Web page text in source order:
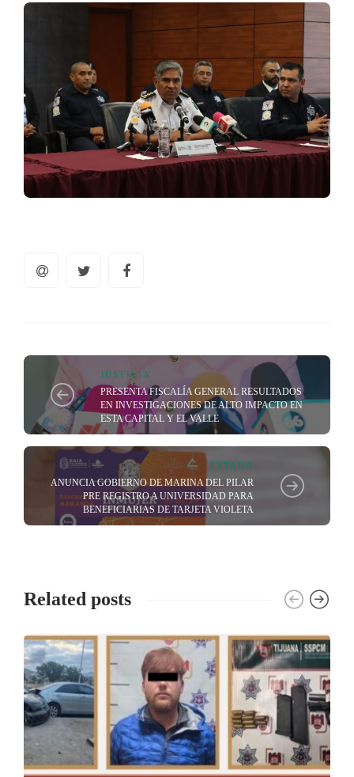
JUSTICIA
PRESENTA FISCALÍA GENERAL RESULTADOS
EN INVESTIGACIONES DE ALTO IMPACTO EN
ESTA CAPITAL Y EL VALLE
ESTADO
ANUNCIA GOBIERNO DE MARINA DEL PILAR
PRE REGISTRO A UNIVERSIDAD PARA
BENEFICIARIAS DE TARJETA VIOLETA
Related posts